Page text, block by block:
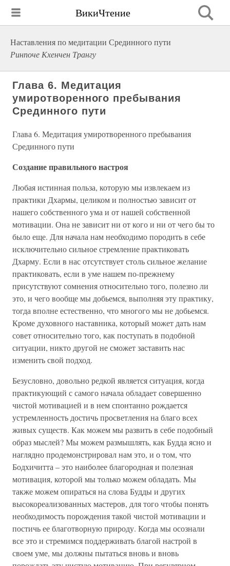
ВикиЧтение
Наставления по медитации Срединного пути
Ринпоче Кхенчен Трангу
Глава 6. Медитация
умиротворенного пребывания
Срединного пути
Глава 6. Медитация умиротворенного пребывания
Срединного пути
Создание правильного настроя
Любая истинная польза, которую мы извлекаем из
практики Дхармы, целиком и полностью зависит от
нашего собственного ума и от нашей собственной
мотивации. Она не зависит ни от кого и ни от чего бы то
было еще. Для начала нам необходимо породить в себе
исключительно сильное стремление практиковать
Дхарму. Если в нас отсутствует столь сильное желание
практиковать, если в уме нашем по-прежнему
присутствуют сомнения относительно того, полезно ли
это, и чего вообще мы добьемся, выполняя эту практику,
тогда вполне естественно, что многого мы не добьемся.
Кроме духовного наставника, который может дать нам
совет относительно того, как поступать в подобной
ситуации, никто другой не сможет заставить нас
изменить свой подход.
Безусловно, довольно редкой является ситуация, когда
практикующий с самого начала обладает совершенно
чистой мотивацией и в нем спонтанно рождается
устремленность достичь просветления на благо всех
живых существ. Как можем мы развить в себе подобный
образ мыслей? Мы можем размышлять, как Будда ясно и
наглядно продемонстрировал нам это, и о том, что
Бодхичитта – это наиболее благородная и полезная
мотивация, которой мы только можем обладать. Мы
также можем опираться на слова Будды и других
высокореализованных мастеров, для того чтобы понять
необходимость порождения такой чистой мотивации и
постичь ее благотворную природу. Когда мы осознали
все это и стремимся поддерживать благой настрой в
своем уме, мы должны пытаться вновь и вновь